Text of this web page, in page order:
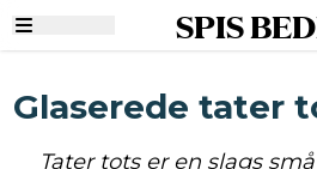
SPIS
Glaserede tater
Tater tots er en slags